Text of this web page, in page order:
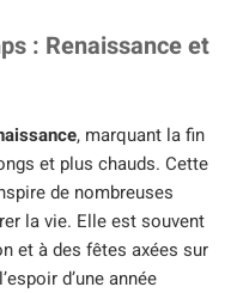
: Renaissance et
, marquant la fin
et plus chauds. Cette
de nombreuses
la vie. Elle est souvent
et à des fêtes axées sur
d’une année